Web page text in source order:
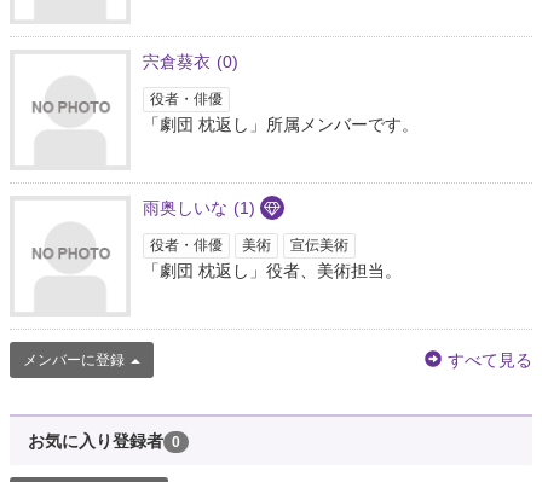
宍倉葵衣 (0)
役者・俳優
「劇団 枕返し」所属メンバーです。
雨奥しいな (1)
役者・俳優 美術 宣伝美術
「劇団 枕返し」役者、美術担当。
メンバーに登録 すべて見る
お気に入り登録者 0